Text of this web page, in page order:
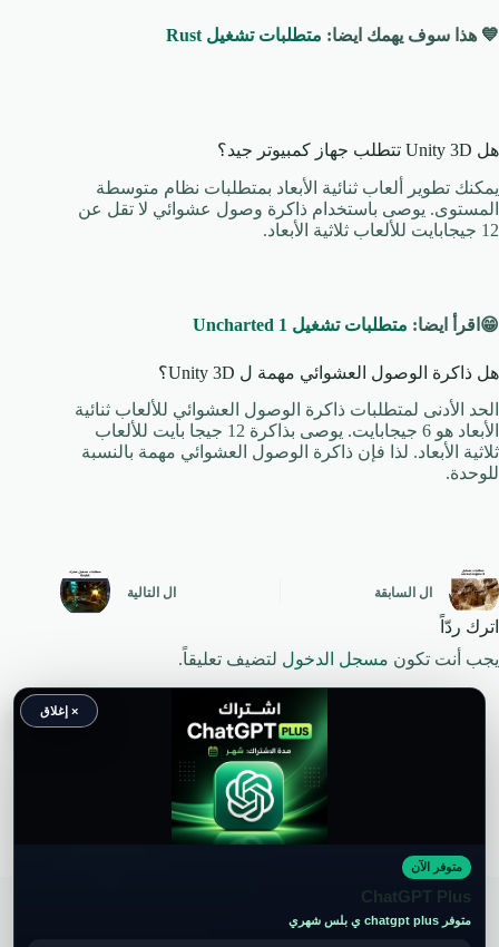
💙 هذا سوف يهمك ايضا: متطلبات تشغيل Rust
هل Unity 3D تتطلب جهاز كمبيوتر جيد؟
يمكنك تطوير ألعاب ثنائية الأبعاد بمتطلبات نظام متوسطة
المستوى. يوصى باستخدام ذاكرة وصول عشوائي لا تقل عن
12 جيجابايت للألعاب ثلاثية الأبعاد.
😁اقرأ ايضا: متطلبات تشغيل Uncharted 1
هل ذاكرة الوصول العشوائي مهمة ل Unity 3D؟
الحد الأدنى لمتطلبات ذاكرة الوصول العشوائي للألعاب ثنائية
الأبعاد هو 6 جيجابايت. يوصى بذاكرة 12 جيجا بايت للألعاب
ثلاثية الأبعاد. لذا فإن ذاكرة الوصول العشوائي مهمة بالنسبة
للوحدة.
ال السابقة ال التالية
اترك ردّاً
يجب أنت تكون مسجل الدخول لتضيف تعليقاً.
حقوق النشر محفوظة لموقع ويكي موب
× إغلاق
متوفر الآن
ChatGPT Plus
متوفر chatgpt plus ي بلس شهري